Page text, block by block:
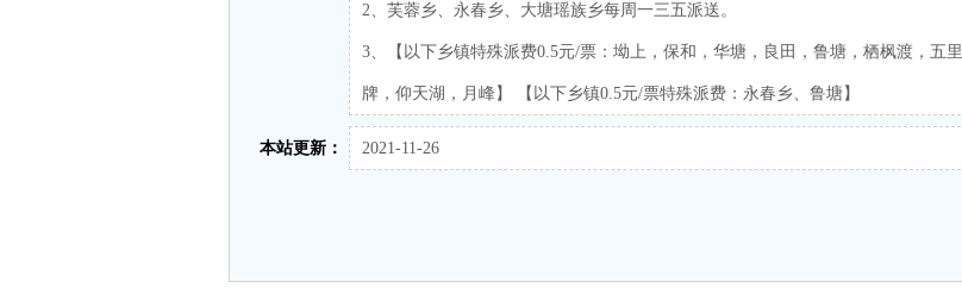
2、芙蓉乡、永春乡、大塘瑶族乡每周一三五派送。
3、【以下乡镇特殊派费0.5元/票：坳上，保和，华塘，良田，鲁塘，栖枫渡，五里
牌，仰天湖，月峰】 【以下乡镇0.5元/票特殊派费：永春乡、鲁塘】
本站更新： 2021-11-26